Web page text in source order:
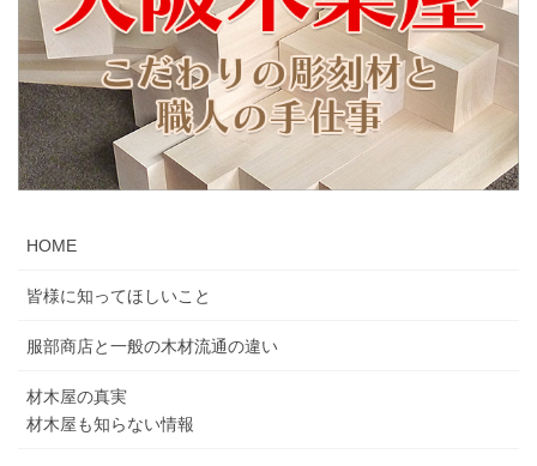
HOME
皆様に知ってほしいこと
服部商店と一般の木材流通の違い
材木屋の真実
材木屋も知らない情報